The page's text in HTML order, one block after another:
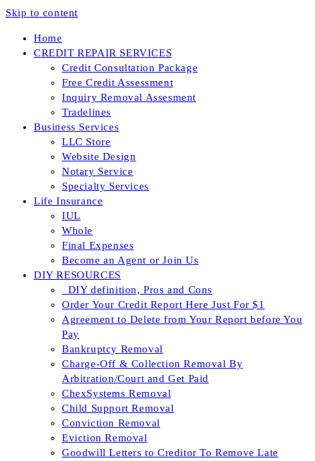
Skip to content
Home
CREDIT REPAIR SERVICES
Credit Consultation Package
Free Credit Assessment
Inquiry Removal Assesment
Tradelines
Business Services
LLC Store
Website Design
Notary Service
Specialty Services
Life Insurance
IUL
Whole
Final Expenses
Become an Agent or Join Us
DIY RESOURCES
_DIY definition, Pros and Cons
Order Your Credit Report Here Just For $1
Agreement to Delete from Your Report before You
Pay
Bankruptcy Removal
Charge-Off & Collection Removal By
Arbitration/Court and Get Paid
ChexSystems Removal
Child Support Removal
Conviction Removal
Eviction Removal
Goodwill Letters to Creditor To Remove Late